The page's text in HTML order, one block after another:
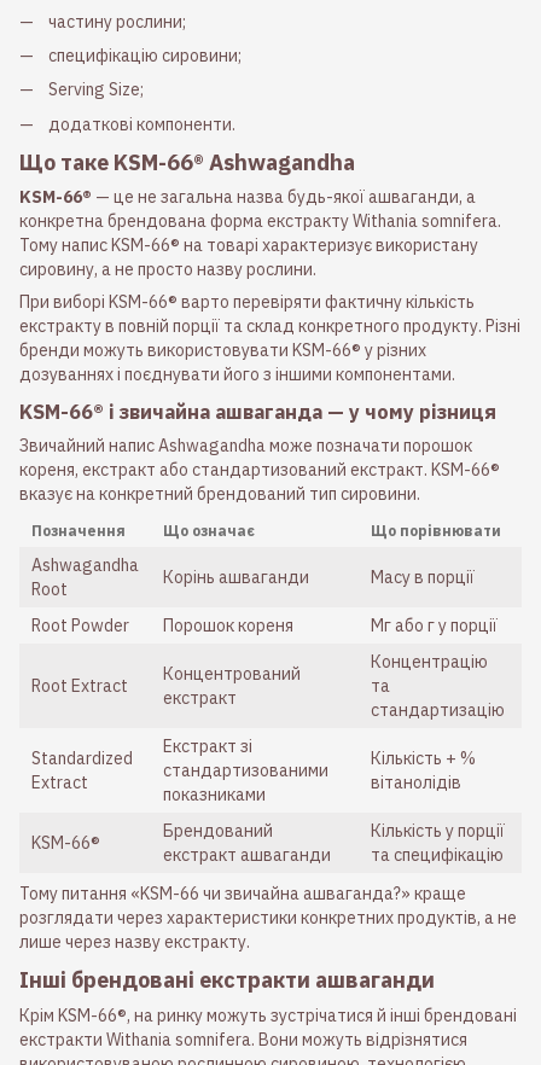
частину рослини;
специфікацію сировини;
Serving Size;
додаткові компоненти.
Що таке KSM-66® Ashwagandha
KSM-66® — це не загальна назва будь-якої ашваганди, а
конкретна брендована форма екстракту Withania somnifera.
Тому напис KSM-66® на товарі характеризує використану
сировину, а не просто назву рослини.
При виборі KSM-66® варто перевіряти фактичну кількість
екстракту в повній порції та склад конкретного продукту. Різні
бренди можуть використовувати KSM-66® у різних
дозуваннях і поєднувати його з іншими компонентами.
KSM-66® і звичайна ашваганда — у чому різниця
Звичайний напис Ashwagandha може позначати порошок
кореня, екстракт або стандартизований екстракт. KSM-66®
вказує на конкретний брендований тип сировини.
Позначення Що означає Що порівнювати
Ashwagandha
Root
Корінь ашваганди Масу в порції
Root Powder Порошок кореня Мг або г у порції
Root Extract
Концентрований
екстракт
Концентрацію
та
стандартизацію
Standardized
Extract
Екстракт зі
стандартизованими
показниками
Кількість + %
вітанолідів
KSM-66®
Брендований
екстракт ашваганди
Кількість у порції
та специфікацію
Тому питання «KSM-66 чи звичайна ашваганда?» краще
розглядати через характеристики конкретних продуктів, а не
лише через назву екстракту.
Інші брендовані екстракти ашваганди
Крім KSM-66®, на ринку можуть зустрічатися й інші брендовані
екстракти Withania somnifera. Вони можуть відрізнятися